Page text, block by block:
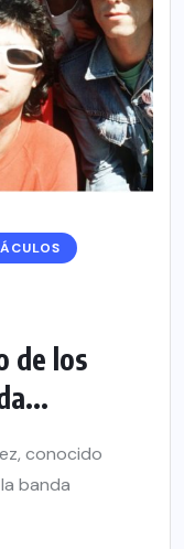
de los
conocido
banda